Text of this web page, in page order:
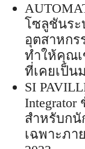
โซลูชันระ
อุตสาหกร
ทำให้คุณเ
ที่เคยเป็น
SI
สำหรับกนั
เฉพาะภา